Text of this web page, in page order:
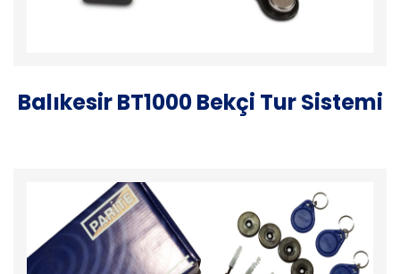
Balıkesir BT1000 Bekçi Tur Sistemi